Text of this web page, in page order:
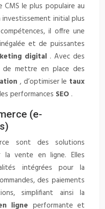
le plus populaire au
investissement initial plus
il offre une
et de puissantes
digital . Avec des
mettre en place des
, d’optimiser le taux
performances SEO .
(e-
sont des solutions
la vente en ligne. Elles
intégrées pour la
des paiements
simplifiant ainsi la
ligne performante et